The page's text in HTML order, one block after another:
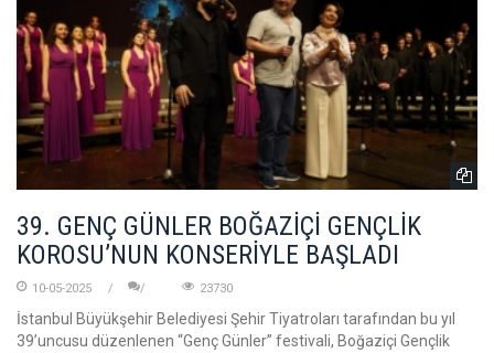
39. GENÇ GÜNLER BOĞAZİÇİ GENÇLİK
KOROSU’NUN KONSERİYLE BAŞLADI
10-05-2025 23730
İstanbul Büyükşehir Belediyesi Şehir Tiyatroları tarafından bu yıl
39’uncusu düzenlenen “Genç Günler” festivali, Boğaziçi Gençlik